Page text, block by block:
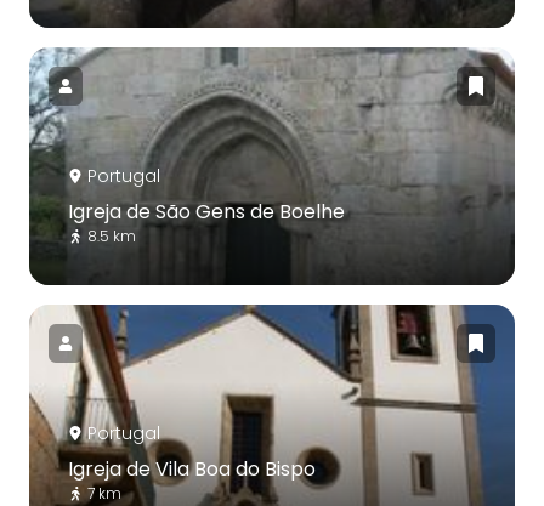
Portugal
Igreja de São Gens de Boelhe
8.5 km
Portugal
Igreja de Vila Boa do Bispo
7 km